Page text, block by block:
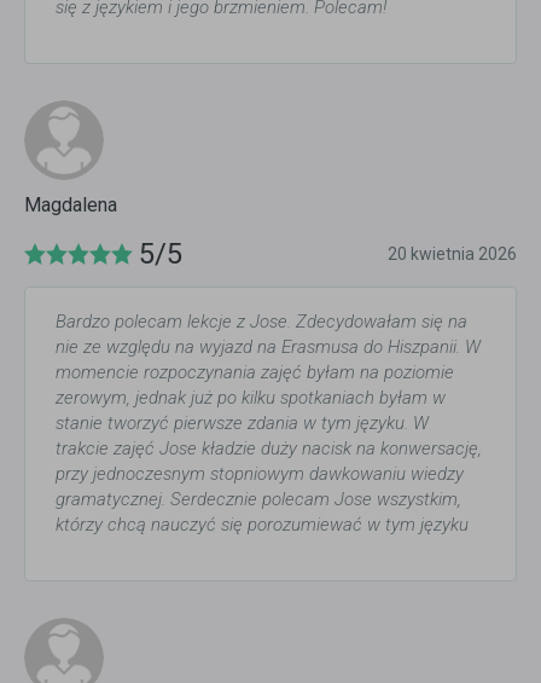
się z językiem i jego brzmieniem. Polecam!
Magdalena
5/5 20 kwietnia 2026
Bardzo polecam lekcje z Jose. Zdecydowałam się na
nie ze względu na wyjazd na Erasmusa do Hiszpanii. W
momencie rozpoczynania zajęć byłam na poziomie
zerowym, jednak już po kilku spotkaniach byłam w
stanie tworzyć pierwsze zdania w tym języku. W
trakcie zajęć Jose kładzie duży nacisk na konwersację,
przy jednoczesnym stopniowym dawkowaniu wiedzy
gramatycznej. Serdecznie polecam Jose wszystkim,
którzy chcą nauczyć się porozumiewać w tym języku